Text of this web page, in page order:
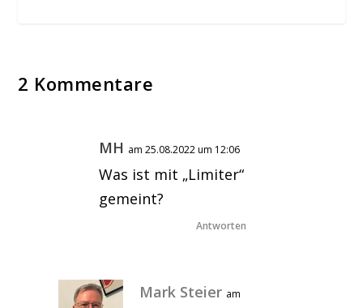
2 Kommentare
MH am 25.08.2022 um 12:06
Was ist mit „Limiter“
gemeint?
Antworten
Mark Steier am